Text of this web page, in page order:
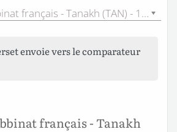
La Bible du Rabbinat français - Tanakh (TAN) - 1899
envoie vers le comparateur
français - Tanakh